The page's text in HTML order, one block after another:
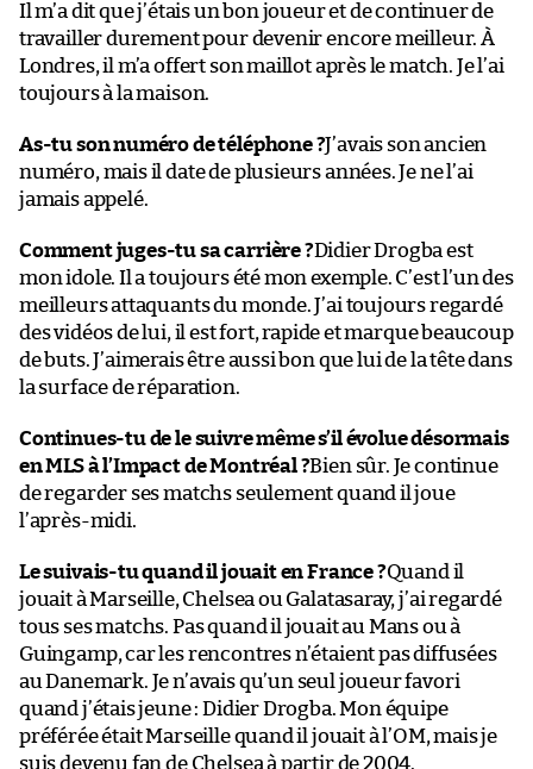
Il m’a dit que j’étais un bon joueur et de continuer de
travailler durement pour devenir encore meilleur. À
Londres, il m’a offert son maillot après le match. Je l’ai
toujours à la maison.
As-tu son numéro de téléphone ?J’avais son ancien
numéro, mais il date de plusieurs années. Je ne l’ai
jamais appelé.
Comment juges-tu sa carrière ?Didier Drogba est
mon idole. Il a toujours été mon exemple. C’est l’un des
meilleurs attaquants du monde. J’ai toujours regardé
des vidéos de lui, il est fort, rapide et marque beaucoup
de buts. J’aimerais être aussi bon que lui de la tête dans
la surface de réparation.
Continues-tu de le suivre même s’il évolue désormais
en MLS à l’Impact de Montréal ?Bien sûr. Je continue
de regarder ses matchs seulement quand il joue
l’après-midi.
Le suivais-tu quand il jouait en France ?Quand il
jouait à Marseille, Chelsea ou Galatasaray, j’ai regardé
tous ses matchs. Pas quand il jouait au Mans ou à
Guingamp, car les rencontres n’étaient pas diffusées
au Danemark. Je n’avais qu’un seul joueur favori
quand j’étais jeune : Didier Drogba. Mon équipe
préférée était Marseille quand il jouait à l’OM, mais je
suis devenu fan de Chelsea à partir de 2004.